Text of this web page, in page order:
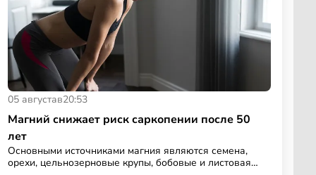
05 августав20:53
Магний снижает риск саркопении после 50
лет
Основными источниками магния являются семена,
орехи, цельнозерновые крупы, бобовые и листовая